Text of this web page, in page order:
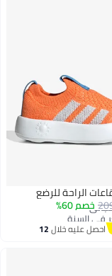
الراحة للرضع
خصم 60%
في السنة
في السنة
احصل عليه خلال12